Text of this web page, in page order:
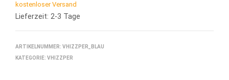
kostenloser Versand
Lieferzeit: 2-3 Tage
ARTIKELNUMMER: VHIZZPER_BLAU
KATEGORIE: VHIZZPER